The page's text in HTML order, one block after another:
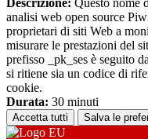
Descrizione: Questo nome
analisi web open source
proprietari di siti Web a
misurare le prestazioni del
prefisso _pk_ses è seguito
si ritiene sia un codice di
cookie.
Durata: 30 minuti
Accetta tutti Salva le